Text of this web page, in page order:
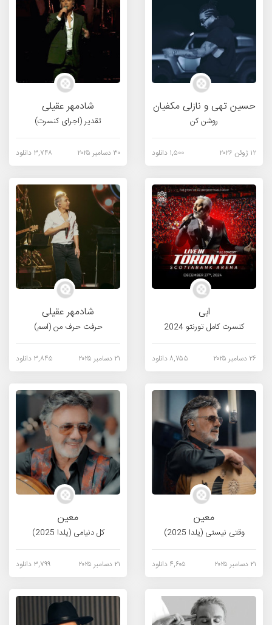
حسین تهی و نازلی مکفیان
روشن کن
۱۲ ژوئن ۲۰۲۶ ۱,۵۰۰ دانلود
شادمهر عقیلی
تقدیر (اجرای کنسرت)
۳۰ دسامبر ۲۰۲۵ ۳,۷۴۸ دانلود
ابی
کنسرت کامل تورنتو 2024
۲۶ دسامبر ۲۰۲۵ ۸,۷۵۵ دانلود
شادمهر عقیلی
حرفت حرف من (اسم)
۲۱ دسامبر ۲۰۲۵ ۳,۸۴۵ دانلود
معین
وقتی نیستی (یلدا 2025)
۲۱ دسامبر ۲۰۲۵ ۴,۶۰۵ دانلود
معین
کل دنیامی (یلدا 2025)
۲۱ دسامبر ۲۰۲۵ ۳,۷۹۹ دانلود